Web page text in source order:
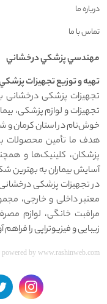
درباره ما
تماس با ما
مهندسي پزشکي درخشاني
تهيه و توزيع تجهيزات
تجهیزات پزشکی درخشانی
تجهیزات و لوازم پزشکی،
خوش‌نام در استان کرمان و
هدف ما تأمین محصولات
پزشکان، کلینیک‌ها و
آسایش بیماران به
در تجهیزات پزشکی
معتبر داخلی و خارجی،
مراقبت خانگی، لوازم
زیبایی و فیزیوتراپی را فراهم
by www.rashinweb.com